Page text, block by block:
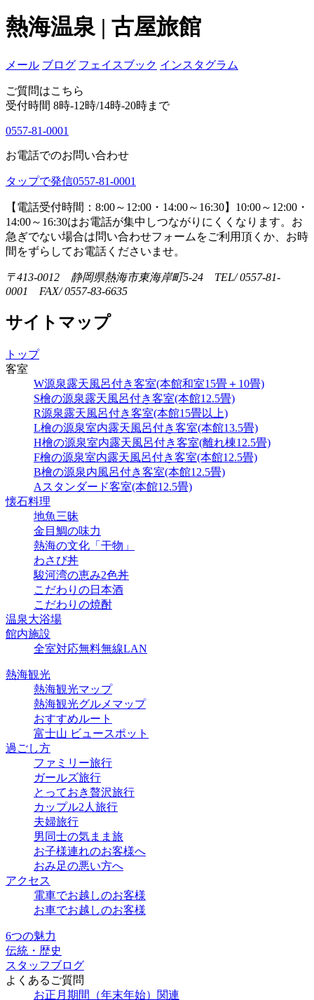
熱海温泉 | 古屋旅館
メール ブログ フェイスブック インスタグラム
ご質問はこちら
受付時間 8時-12時/14時-20時まで
0557-81-0001
お電話でのお問い合わせ
タップで発信0557-81-0001
【電話受付時間：8:00～12:00・14:00～16:30】 10:00～12:00・
14:00～16:30はお電話が集中しつながりにくくなります。お
急ぎでない場合は問い合わせフォームをご利用頂くか、お時
間をずらしてお電話くださいませ。
〒413-0012 静岡県熱海市東海岸町5-24 TEL/ 0557-81-
0001 FAX/ 0557-83-6635
サイトマップ
トップ
客室
W源泉露天風呂付き客室(本館和室15畳＋10畳)
S檜の源泉露天風呂付き客室(本館12.5畳)
R源泉露天風呂付き客室(本館15畳以上)
L檜の源泉室内露天風呂付き客室(本館13.5畳)
H檜の源泉室内露天風呂付き客室(離れ棟12.5畳)
F檜の源泉室内露天風呂付き客室(本館12.5畳)
B檜の源泉内風呂付き客室(本館12.5畳)
Aスタンダード客室(本館12.5畳)
懐石料理
地魚三昧
金目鯛の味力
熱海の文化「干物」
わさび丼
駿河湾の恵み2色丼
こだわりの日本酒
こだわりの焼酎
温泉大浴場
館内施設
全室対応無料無線LAN
熱海観光
熱海観光マップ
熱海観光グルメマップ
おすすめルート
富士山 ビュースポット
過ごし方
ファミリー旅行
ガールズ旅行
とっておき贅沢旅行
カップル2人旅行
夫婦旅行
男同士の気まま旅
お子様連れのお客様へ
おみ足の悪い方へ
アクセス
電車でお越しのお客様
お車でお越しのお客様
6つの魅力
伝統・歴史
スタッフブログ
よくあるご質問
お正月期間（年末年始）関連